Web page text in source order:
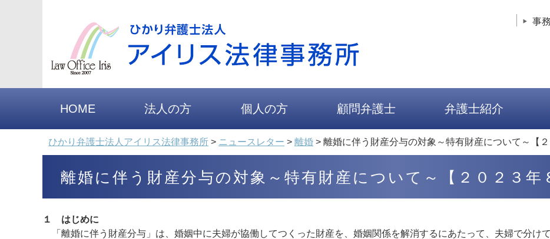
事
HOME 法人の方 個人の方 顧問弁護士 弁護士紹介
ひかり弁護士法人アイリス法律事務所 > ニュースレター > 離婚 > 離婚に伴う財産分与の対象～特有財産について～【
離婚に伴う財産分与の対象～特有財産について～【２０２３年
１ はじめに
「離婚に伴う財産分与」は、婚姻中に夫婦が協働してつくった財産を、婚姻関係を解消するにあたって、夫婦で分けて